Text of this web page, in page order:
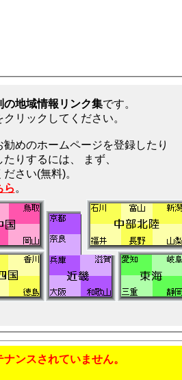
地域情報リンク集です。
リックしてください。
めのホームページを登録したり
掲示板に記事を投稿したりするには、 まず、
さい(無料)。
ら 。
ンスされていません。